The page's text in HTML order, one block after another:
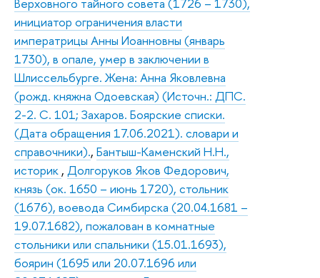
инициатор ограничения власти
императрицы Анны Иоанновны (январь
1730), в опале, умер в заключении в
Шлиссельбурге. Жена: Анна Яковлевна
(рожд. княжна Одоевская) (Источн.: ДПС.
2-2. С. 101; Захаров. Боярские списки.
(Дата обращения 17.06.2021). словари и
справочники)., Бантыш-Каменский Н.Н.,
историк , Долгоруков Яков Федорович,
князь (ок. 1650 – июнь 1720), стольник
(1676), воевода Симбирска (20.04.1681 –
19.07.1682), пожалован в комнатные
стольники или спальники (15.01.1693),
боярин (1695 или 20.07.1696 или